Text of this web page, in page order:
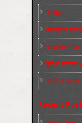
Slider
कारख़ाना
फ़ासीवाद /
बुर्जुआ जनवाद
संघर्षरत जनता
Recent